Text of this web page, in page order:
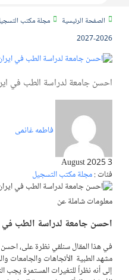
الصفحة الرئيسية مجلة مكتب
2026-2027
احسن جامعة لدراسة الطب في ايران
فاطمه غانمی
3 August 2025
فئات :مجلة مكتب التسجيل
معلومات شاملة عن
احسن جامعة لدراسة الطب في
في هذا المقال سنلقي نظرة على،
مشهد الطبيةالأتجاهات والجامعات
إلى أنه نظراً للتغيرات المستمرة يجب